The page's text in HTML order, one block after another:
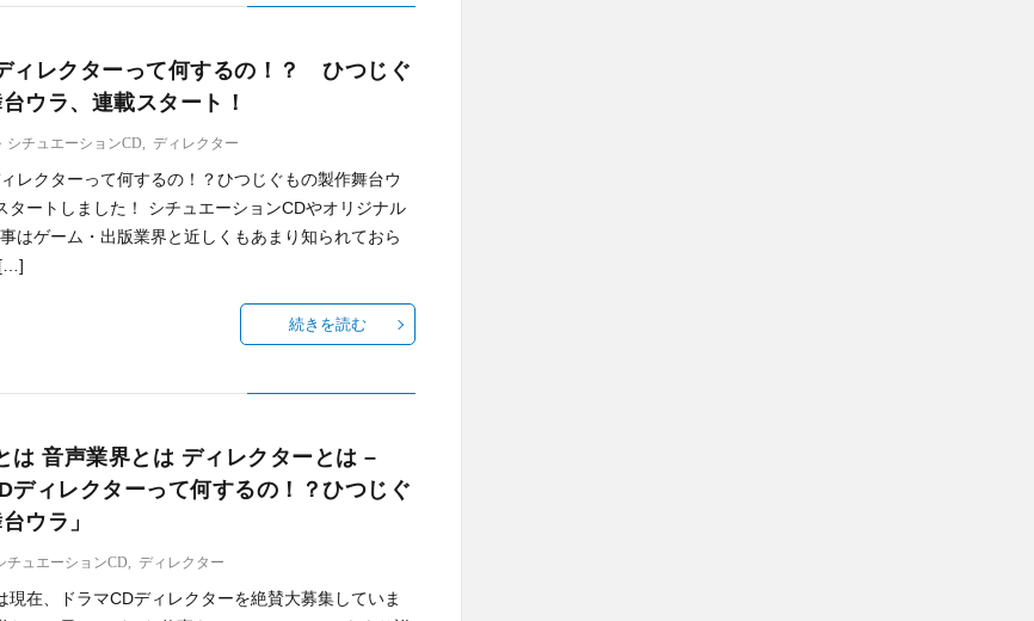
ィレクターって何するの！？ ひつじぐ
ウラ、連載スタート！
シチュエーションCD ,ディレクター
ィレクターって何するの！？ひつじぐもの製作舞台ウ
タートしました！ シチュエーションCDやオリジナル
はゲーム・出版業界と近しくもあまり知られておら
[…]
続きを読む
は 音声業界とは ディレクターとは –
ディレクターって何するの！？ひつじぐ
ウラ」
チュエーションCD ,ディレクター
現在、ドラマCDディレクターを絶賛大募集していま